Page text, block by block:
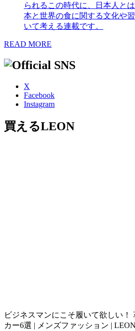
られるこの時代に、日本人と
本と世界の食に関する文化や
いて考える連載です。
READ MORE
X
Facebook
Instagram
買えるLEON
ビジネスマンにこそ履いて欲しい！
カー6選 | メンズファッション |